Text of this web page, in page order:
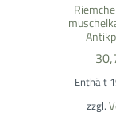
Enthält
zzgl.